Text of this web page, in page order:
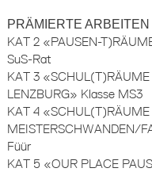
PRÄMIERTE
KAT 2 «PAUSEN-
SuS-Rat
KAT 3
LENZBURG» Klasse MS3
KAT 4
MEISTERSCHWANDEN/
Füür
KAT 5 «OUR PLACE